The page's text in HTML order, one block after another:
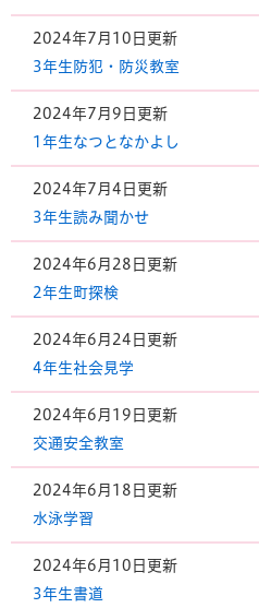
2024年7月10日更新
3年生防犯・防災教室
2024年7月9日更新
1年生なつとなかよし
2024年7月4日更新
3年生読み聞かせ
2024年6月28日更新
2年生町探検
2024年6月24日更新
4年生社会見学
2024年6月19日更新
交通安全教室
2024年6月18日更新
水泳学習
2024年6月10日更新
3年生書道